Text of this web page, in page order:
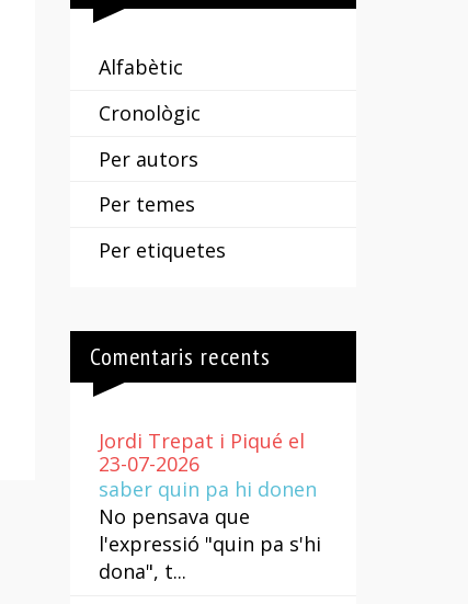
Alfabètic
Cronològic
Per autors
Per temes
Per etiquetes
Comentaris recents
Jordi Trepat i Piqué el
23-07-2026
saber quin pa hi donen
No pensava que
l'expressió "quin pa s'hi
dona", t...